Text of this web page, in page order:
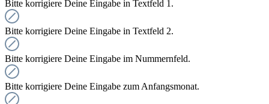
Bitte korrigiere Deine Eingabe in Textfeld 1.
Bitte korrigiere Deine Eingabe in Textfeld 2.
Bitte korrigiere Deine Eingabe im Nummernfeld.
Bitte korrigiere Deine Eingabe zum Anfangsmonat.